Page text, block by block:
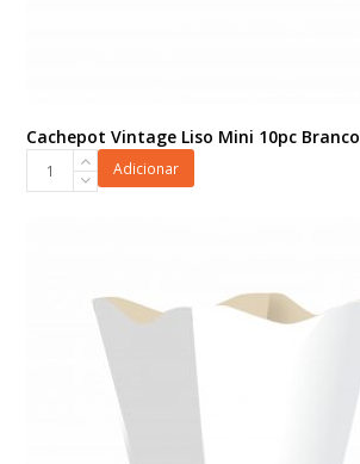
Cachepot Vintage Liso Mini 10pc Branco
Cachepot
quantidade
Adicionar